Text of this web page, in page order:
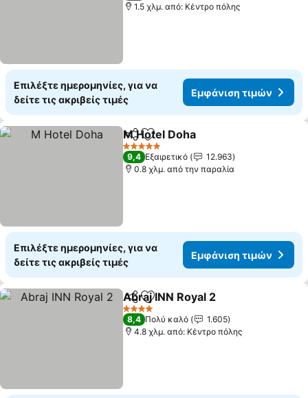
1.5 χλμ. από: Κέντρο πόλης
Επιλέξτε ημερομηνίες, για να
δείτε τις ακριβείς τιμές
Εμφάνιση τιμών
Κοινοποίηση
Προσθήκη στα αγαπημένα
M Hotel Doha
5 Αστέρια
9,4 Εξαιρετικό
12.963
0.8 χλμ. από την παραλία
Επιλέξτε ημερομηνίες, για να
δείτε τις ακριβείς τιμές
Εμφάνιση τιμών
Κοινοποίηση
Προσθήκη στα αγαπημένα
Abraj INN Royal 2
4 Αστέρια
8,4 Πολύ καλό
1.605
4.8 χλμ. από: Κέντρο πόλης